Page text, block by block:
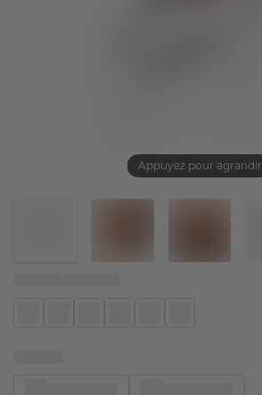
Appuyez pour agrandir